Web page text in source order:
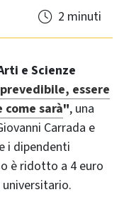
2 minuti
essere
sarà", una
Carrada e
i dipendenti
è ridotto a 4 euro